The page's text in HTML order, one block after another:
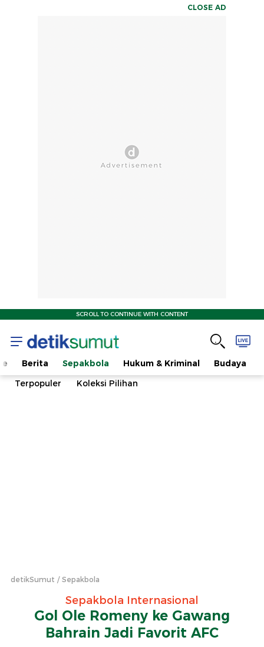
CLOSE AD
SCROLL TO CONTINUE WITH CONTENT
Berita Sepakbola Hukum & Kriminal Budaya
Terpopuler
Koleksi Pilihan
detikSumut Sepakbola
Sepakbola Internasional
Gol Ole Romeny ke Gawang
Bahrain Jadi Favorit AFC